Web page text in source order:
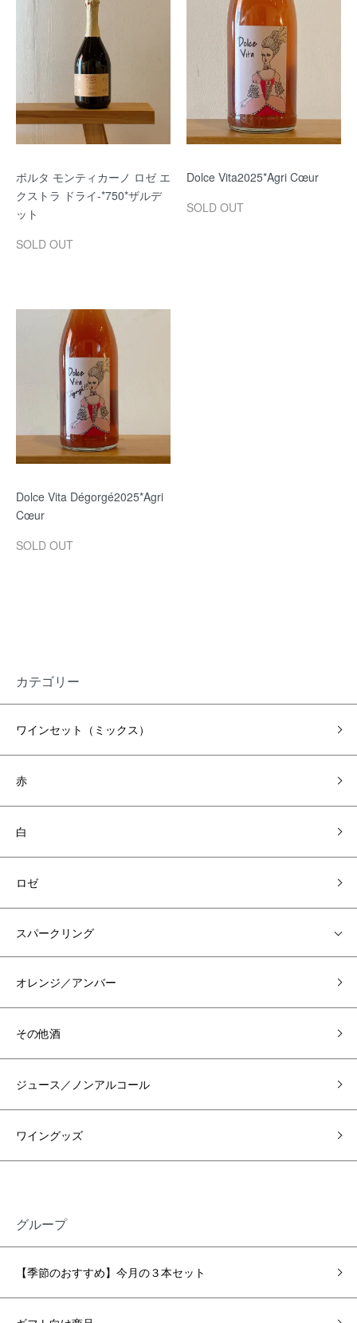
ポルタ モンティカーノ ロゼ エ
クストラ ドライ-*750*ザルデ
ット
SOLD OUT
Dolce Vita2025*Agri Cœur
SOLD OUT
Dolce Vita Dégorgé2025*Agri
Cœur
SOLD OUT
カテゴリー
ワインセット（ミックス）
赤
白
ロゼ
スパークリング
オレンジ／アンバー
その他酒
ジュース／ノンアルコール
ワイングッズ
グループ
【季節のおすすめ】今月の３本セット